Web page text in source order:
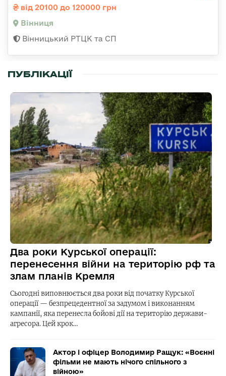
від 20100 до 120000 грн
Вінниця
Вінницький РТЦК та СП
ПУБЛІКАЦІЇ
Два роки Курської операції:
перенесення війни на територію рф та
злам планів Кремля
Сьогодні виповнюється два роки від початку Курської
операції — безпрецедентної за задумом і виконанням
кампанії, яка перенесла бойові дії на територію держави-
агресора. Цей крок…
Актор і офіцер Володимир Ращук: «Воєнні
фільми не мають нічого спільного з
війною»